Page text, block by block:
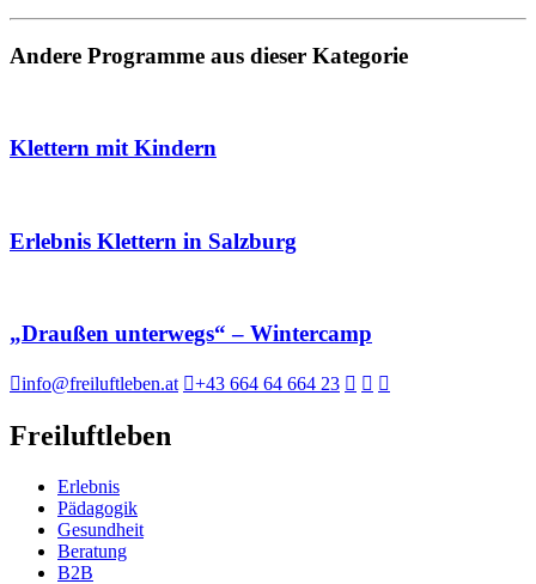
Andere Programme aus dieser Kategorie
Klettern mit Kindern
Erlebnis Klettern in Salzburg
„Draußen unterwegs“ – Wintercamp
info@freiluftleben.at +43 664 64 664 23
Freiluftleben
Erlebnis
Pädagogik
Gesundheit
Beratung
B2B